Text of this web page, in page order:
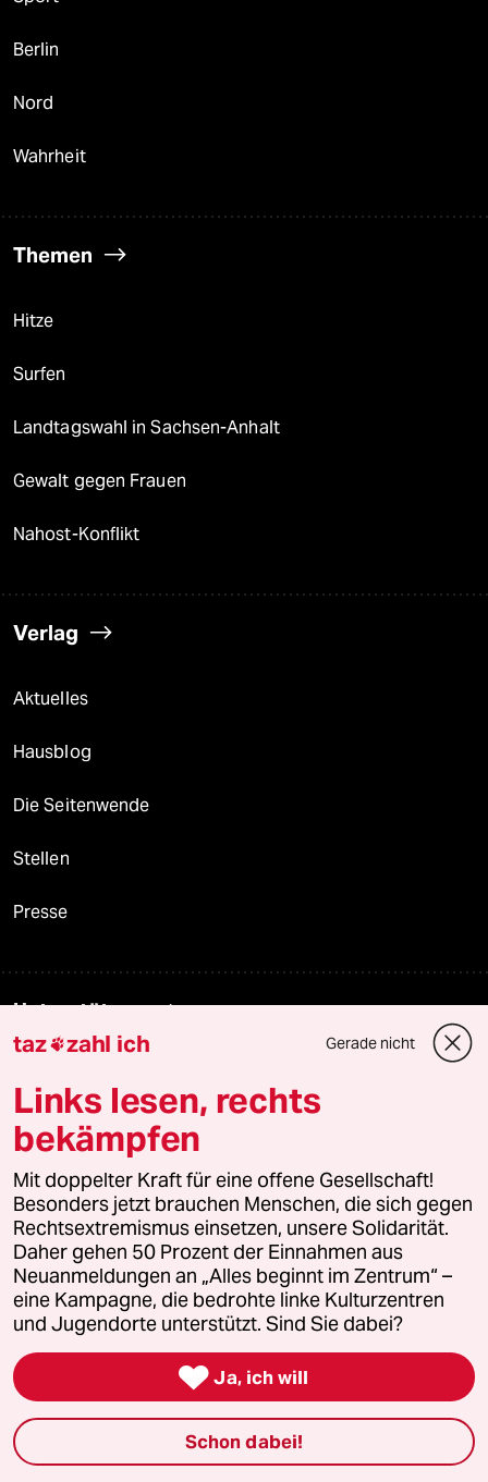
Berlin
Nord
Wahrheit
Themen
Hitze
Surfen
Landtagswahl in Sachsen-Anhalt
Gewalt gegen Frauen
Nahost-Konflikt
Verlag
Aktuelles
Hausblog
Die Seitenwende
Stellen
Presse
Unterstützen
genossenschaft
taz zahl ich
recherchefonds ausland
panterstiftung
Podcast
taz zahl ich Gerade nicht
Links lesen, rechts
bekämpfen
Mit doppelter Kraft für eine offene Gesellschaft!
Besonders jetzt brauchen Menschen, die sich gegen
Rechtsextremismus einsetzen, unsere Solidarität.
Daher gehen 50 Prozent der Einnahmen aus
Neuanmeldungen an „Alles beginnt im Zentrum“ –
eine Kampagne, die bedrohte linke Kulturzentren
und Jugendorte unterstützt. Sind Sie dabei?
 Ja, ich will
Schon dabei!